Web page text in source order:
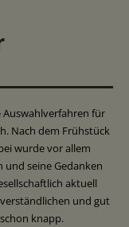
Auswahlverfahren für
Nach dem Frühstück
wurde vor allem
und seine Gedanken
aktuell
und gut
knapp.